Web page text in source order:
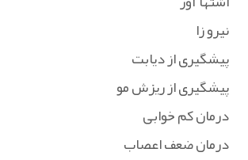
نیرو زا
پیشگیری از دیابت
پیشگیری از ریزش مو
درمان کم خوابی
درمان ضعف اعصاب